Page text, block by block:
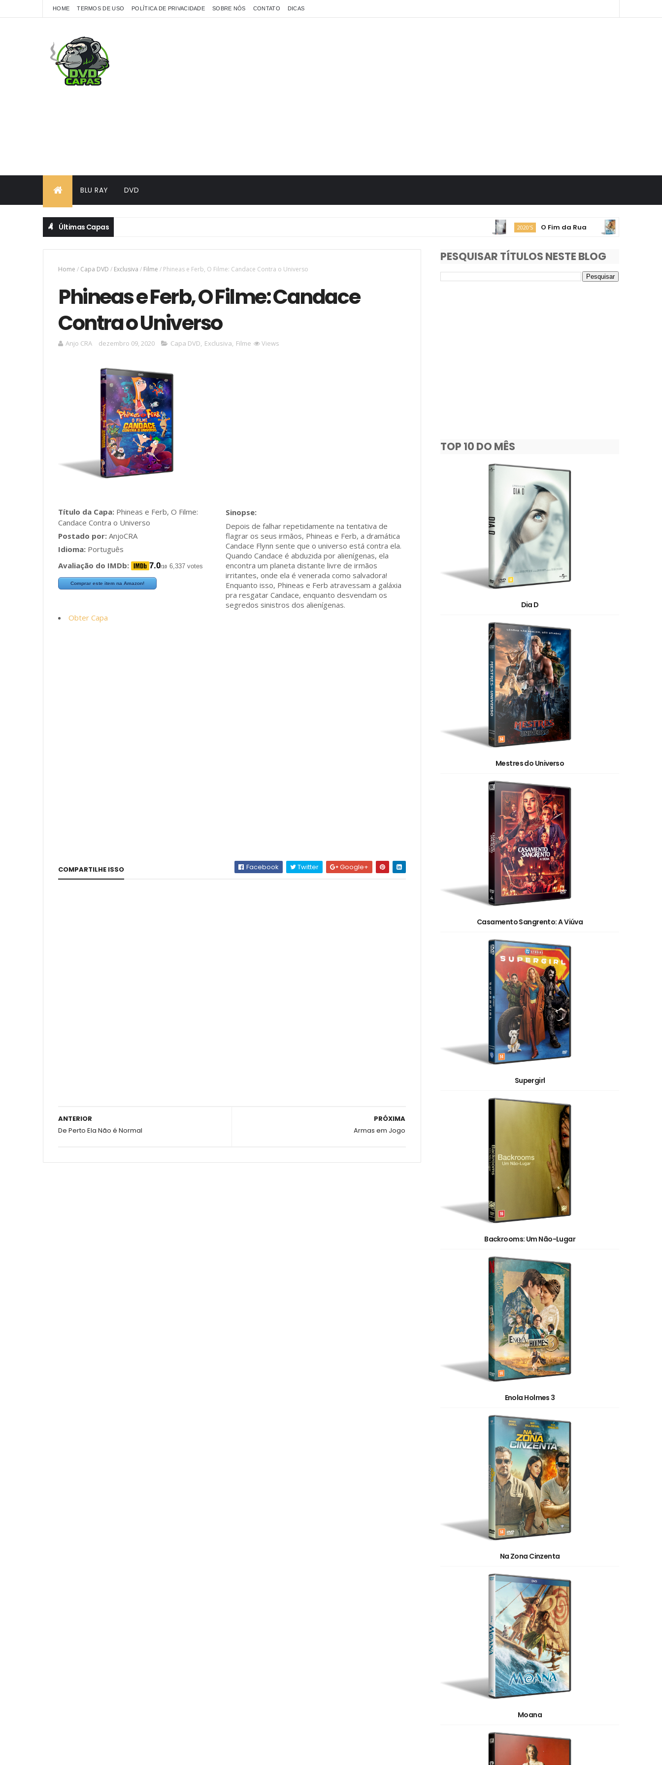
HOME TERMOS DE USO POLÍTICA DE PRIVACIDADE SOBRE NÓS CONTATO DICAS
BLU RAY DVD
Últimas Capas 2020'S O Fim da Rua 2020'S
Home / Capa DVD / Exclusiva / Filme / Phineas e Ferb, O Filme: Candace Contra o Universo
Phineas e Ferb, O Filme: Candace
Contra o Universo
Anjo CRA dezembro 09, 2020 Capa DVD, Exclusiva, Filme Views
Título da Capa: Phineas e Ferb, O Filme:
Candace Contra o Universo
Postado por: AnjoCRA
Idioma: Português
Avaliação do IMDb:
7.0/10 6,337 votes
Comprar este item na Amazon!
Depois de falhar repetidamente na tentativa de
flagrar os seus irmãos, Phineas e Ferb, a dramática
Candace Flynn sente que o universo está contra ela.
Quando Candace é abduzida por alienígenas, ela
encontra um planeta distante livre de irmãos
irritantes, onde ela é venerada como salvadora!
Enquanto isso, Phineas e Ferb atravessam a galáxia
pra resgatar Candace, enquanto desvendam os
segredos sinistros dos alienígenas.
Obter Capa
COMPARTILHE ISSO Facebook Twitter Google+
PRÓXIMA
Armas em Jogo
ANTERIOR
De Perto Ela Não é Normal
PESQUISAR TÍTULOS NESTE BLOG
TOP 10 DO MÊS
Dia D
Mestres do Universo
Casamento Sangrento: A Viúva
Supergirl
Backrooms: Um Não-Lugar
Enola Holmes 3
Na Zona Cinzenta
Moana